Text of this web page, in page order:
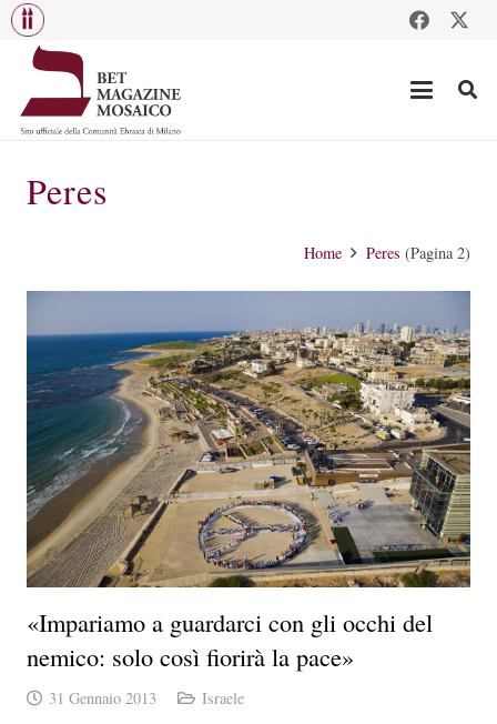
Peres
Home Peres (Pagina 2)
«Impariamo a guardarci con gli occhi del
nemico: solo così fiorirà la pace»
31 Gennaio 2013 Israele